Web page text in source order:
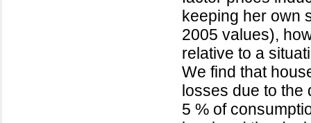
keeping her own
2005 values),
relative to a
We find that
losses due to the
5 % of